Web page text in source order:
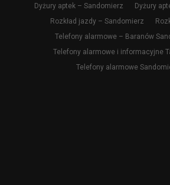
Dyżury aptek – Sandomierz
Dyżury
Rozkład jazdy – Sandomierz
Telefony alarmowe – Baranów
Telefony alarmowe i informacyjne
Telefony alarmowe